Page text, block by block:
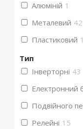
Алюміній 1
Металевий
Пластиковий 1
Тип
Інверторні 43
Електронний
Подвійного
Релейні 15